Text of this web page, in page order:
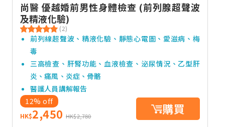
尚醫 優越婚前男性身體檢查 (前列腺超聲波
及精液化驗)
(2)
前列線超聲波、精液化驗、靜態心電圖、愛滋病、梅
毒
三高檢查、肝腎功能、血液檢查、泌尿情況、乙型肝
炎、痛風、炎症、骨骼
醫護人員講解報告
12% off
HK$2,450 HK$2,780 購買